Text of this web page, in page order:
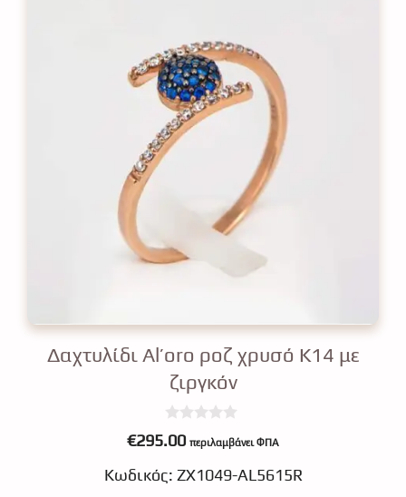
Δαχτυλίδι Al’oro ροζ χρυσό Κ14 με
ζιργκόν
0
o
t
o
€295.00 περιλαμβάνει ΦΠΑ
Κωδικός: ZX1049-AL5615R